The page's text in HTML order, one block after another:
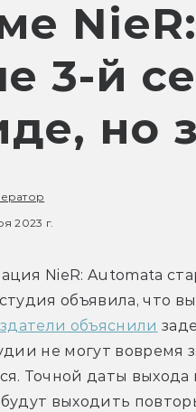
3-й
но
2023 г.
NieR: Automata
объявила, что
объяснили
не могут вовремя
Точной даты выхода
выходить